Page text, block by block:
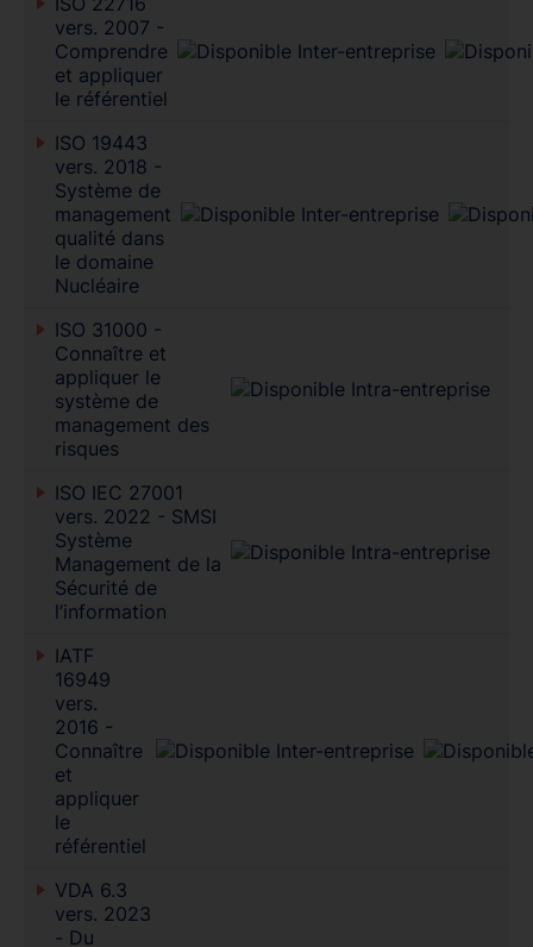
vers. 2007 -
Comprendre
et appliquer
le référentiel
ISO 19443
vers. 2018 -
Système de
management
qualité dans
le domaine
Nucléaire
ISO 31000 -
Connaître et
appliquer le
système de
management des
risques
ISO IEC 27001
vers. 2022 - SMSI
Système
Management de la
Sécurité de
l’information
IATF
16949
vers.
2016 -
Connaître
et
appliquer
le
référentiel
VDA 6.3
vers. 2023
- Du